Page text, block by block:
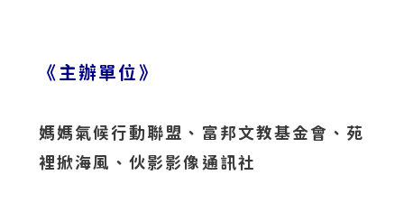
《主辦單位》
媽媽氣候行動聯盟、富邦文教基金會、苑
裡掀海風、伙影影像通訊社